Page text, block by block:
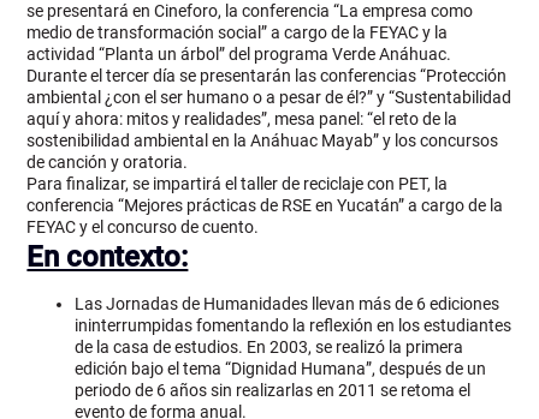
se presentará en Cineforo, la conferencia “La empresa como
medio de transformación social” a cargo de la FEYAC y la
actividad “Planta un árbol” del programa Verde Anáhuac.
Durante el tercer día se presentarán las conferencias “Protección
ambiental ¿con el ser humano o a pesar de él?” y “Sustentabilidad
aquí y ahora: mitos y realidades”, mesa panel: “el reto de la
sostenibilidad ambiental en la Anáhuac Mayab” y los concursos
de canción y oratoria.
Para finalizar, se impartirá el taller de reciclaje con PET, la
conferencia “Mejores prácticas de RSE en Yucatán” a cargo de la
FEYAC y el concurso de cuento.
En contexto:
Las Jornadas de Humanidades llevan más de 6 ediciones
ininterrumpidas fomentando la reflexión en los estudiantes
de la casa de estudios. En 2003, se realizó la primera
edición bajo el tema “Dignidad Humana”, después de un
periodo de 6 años sin realizarlas en 2011 se retoma el
evento de forma anual.